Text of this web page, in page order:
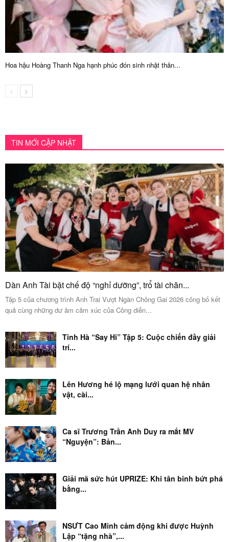
Hoa hậu Hoàng Thanh Nga hạnh phúc đón sinh nhật thân...
TIN MỚI CẬP NHẬT
Dàn Anh Tài bật chế độ “nghỉ dưỡng”, trổ tài chăn...
Tập 5 của chương trình Anh Trai Vượt Ngàn Chông Gai 2026 công bố kết
quả cùng những dư âm cảm xúc của Công diễn...
Tinh Hà “Say Hi” Tập 5: Cuộc chiến đầy giải
trí...
Lên Hương hé lộ mạng lưới quan hệ nhân
vật, cài...
Ca sĩ Trương Trần Anh Duy ra mắt MV
“Nguyện”: Bản...
Giải mã sức hút UPRIZE: Khi tân binh bứt phá
bằng...
NSƯT Cao Minh cảm động khi được Huỳnh
Lập “tặng nhà”,...